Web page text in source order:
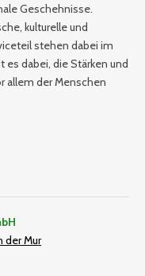
Geschehnisse.
kulturelle und
stehen dabei im
es dabei, die Stärken und
allem der Menschen
der Mur